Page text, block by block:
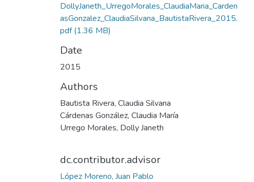
DollyJaneth_UrregoMorales_ClaudiaMaria_Carden
asGonzalez_ClaudiaSilvana_BautistaRivera_2015.
pdf(1.36 MB)
Date
2015
Authors
Bautista Rivera, Claudia Silvana
Cárdenas González, Claudia María
Urrego Morales, Dolly Janeth
dc.contributor.advisor
López Moreno, Juan Pablo